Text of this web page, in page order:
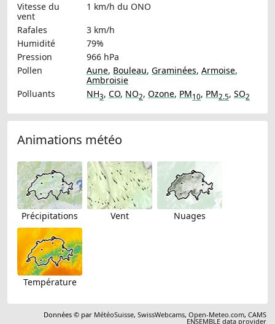
Vitesse du
vent
1 km/h du ONO
Rafales
3 km/h
Humidité
79%
Pression
966 hPa
Pollen
Aune, Bouleau, Graminées, Armoise,
Ambroisie
Polluants
NH3, CO, NO2, Ozone, PM10, PM2.5, SO2
Animations météo
Précipitations Vent Nuages
Température
Données © par MétéoSuisse,SwissWebcams,Open-Meteo.com,CAMS
ENSEMBLE data provider